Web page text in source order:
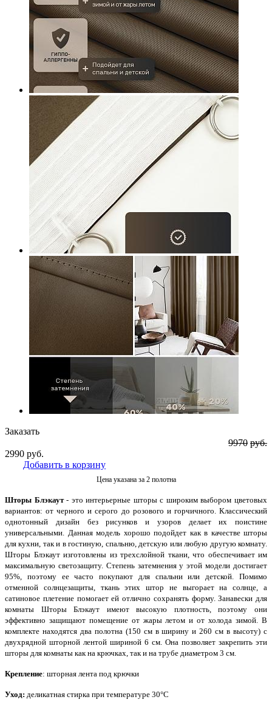
Заказать
9970 руб.
2990 руб.
Добавить в корзину
Цена указана за 2 полотна
Шторы Блэкаут- это интерьерные шторы с широким выбором цветовых
вариантов: от черного и серого до розового и горчичного. Классический
однотонный дизайн без рисунков и узоров делает их поистине
универсальными. Данная модель хорошо подойдет как в качестве шторы
для кухни, так и в гостиную, спальню, детскую или любую другую комнату.
Шторы Блэкаут изготовлены из трехслойной ткани, что обеспечивает им
максимальную светозащиту. Степень затемнения у этой модели достигает
95%, поэтому ее часто покупают для спальни или детской. Помимо
отменной солнцезащиты, ткань этих штор не выгорает на солнце, а
сатиновое плетение помогает ей отлично сохранять форму. Занавески для
комнаты Шторы Блэкаут имеют высокую плотность, поэтому они
эффективно защищают помещение от жары летом и от холода зимой. В
комплекте находятся два полотна (150 см в ширину и 260 см в высоту) с
двухрядной шторной лентой шириной 6 см. Она позволяет закрепить эти
шторы для комнаты как на крючках, так и на трубе диаметром 3 см.
Крепление: шторная лента под крючки
Уход: деликатная стирка при температуре 30°С